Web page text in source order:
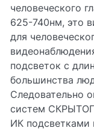
человеческого
625-740нм, это
для
подсветок с
большинства
Следовательно
систем
ИК подсветками